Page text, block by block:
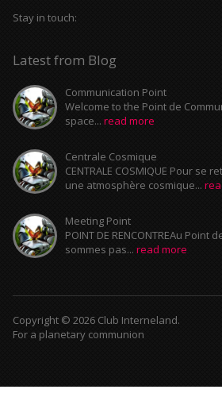
Stay in touch:
Latest from Blog
Communication Point
Welcome to the Point de
space... read more
Centrale Cosmique
CENTRALE COSMIQUE Pour se
une atmosphère cosmique...
Meeting Point
POINT DE RENCONTREAu Point
sommes pas... read more
Copyright © 2026 Club Interneland.
For a planetary communion